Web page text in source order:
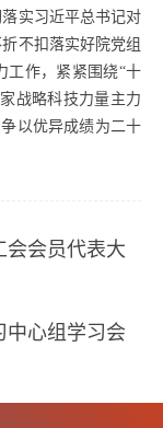
实习近平总书记对
不扣落实好院党组
工作，紧紧围绕“十
战略科技力量主力
以优异成绩为二十
会会员代表大
中心组学习会